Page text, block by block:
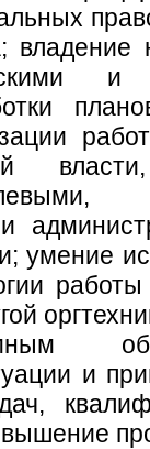
и
умение
и